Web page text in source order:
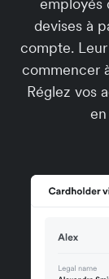
devises à
compte.
commencer
Réglez vos